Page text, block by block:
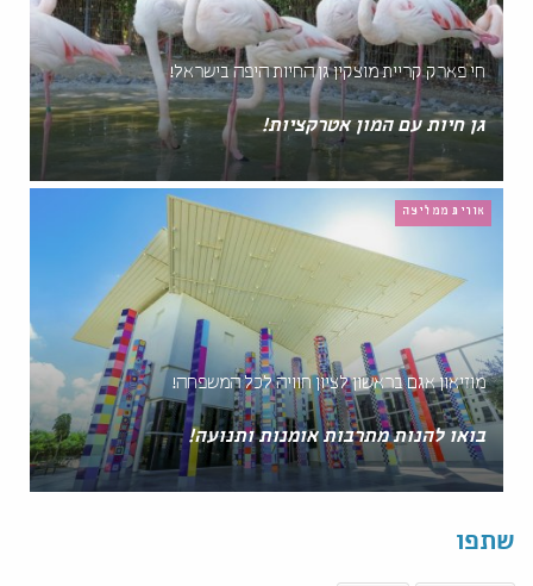
חי פארק קריית מוצקין גן החיות היפה בישראל!
גן חיות עם המון אטרקציות!
אורית ממליצה
מוזיאון אגם בראשון לציון חוויה לכל המשפחה!
בואו להנות מתרבות אומנות ותנועה!
שתפו